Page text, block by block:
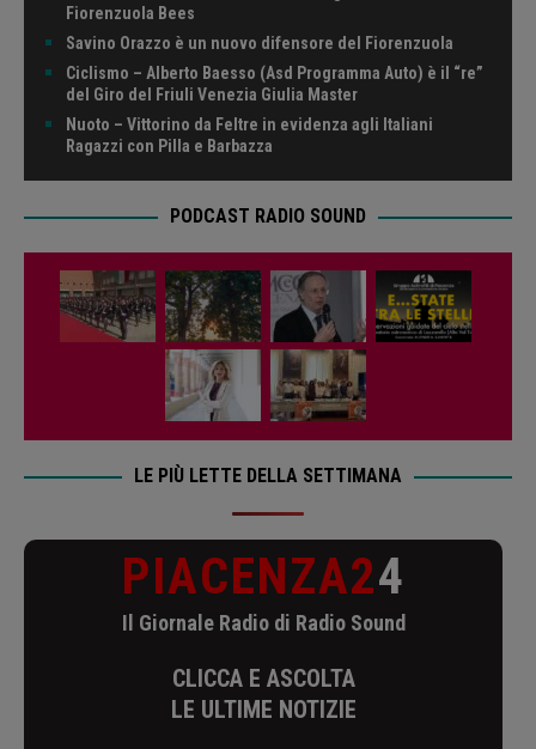
Fiorenzuola Bees
Savino Orazzo è un nuovo difensore del Fiorenzuola
Ciclismo – Alberto Baesso (Asd Programma Auto) è il “re”
del Giro del Friuli Venezia Giulia Master
Nuoto – Vittorino da Feltre in evidenza agli Italiani
Ragazzi con Pilla e Barbazza
PODCAST RADIO SOUND
LE PIÙ LETTE DELLA SETTIMANA
PIACENZA24
Il Giornale Radio di Radio Sound
CLICCA E ASCOLTA
LE ULTIME NOTIZIE